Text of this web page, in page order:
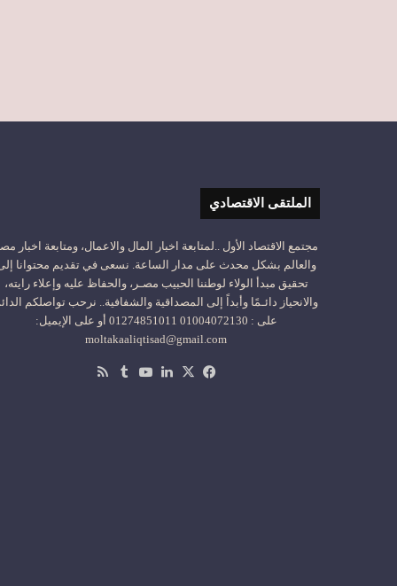
الملتقى الاقتصادي
مجتمع الاقتصاد الأول ..لمتابعة اخبار المال والاعمال، ومتابعة اخبار
والعالم بشكل محدث على مدار الساعة. نسعى في تقديم محتوانا
تحقيق مبدأ الولاء لوطننا الحبيب مصـر، والحفاظ عليه وإعلاء رايته،
والانحياز دائـمًا وأبداً إلى المصداقية والشفافية.. نرحب تواصلكم
على : 01004072130 01274851011 أو على الإيميل:
moltakaaliqtisad@gmail.com
فيسبوك
‫X لينكدإن‫YouTube